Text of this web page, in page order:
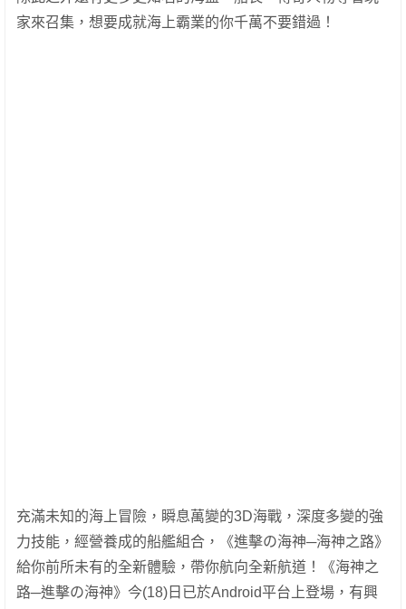
家來召集，想要成就海上霸業的你千萬不要錯過！
充滿未知的海上冒險，瞬息萬變的3D海戰，深度多變的強
力技能，經營養成的船艦組合，《進擊の海神─海神之路》
給你前所未有的全新體驗，帶你航向全新航道！《海神之
路─進擊の海神》今(18)日已於Android平台上登場，有興